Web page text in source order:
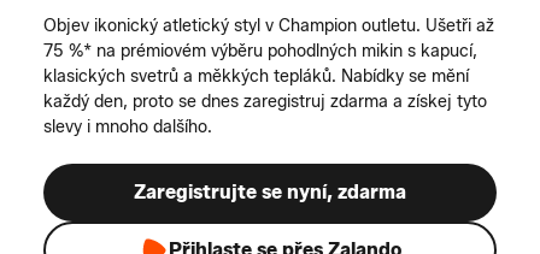
Objev ikonický atletický styl v Champion outletu. Ušetři až
75 %* na prémiovém výběru pohodlných mikin s kapucí,
klasických svetrů a měkkých tepláků. Nabídky se mění
každý den, proto se dnes zaregistruj zdarma a získej tyto
slevy i mnoho dalšího.
Zaregistrujte se nyní, zdarma